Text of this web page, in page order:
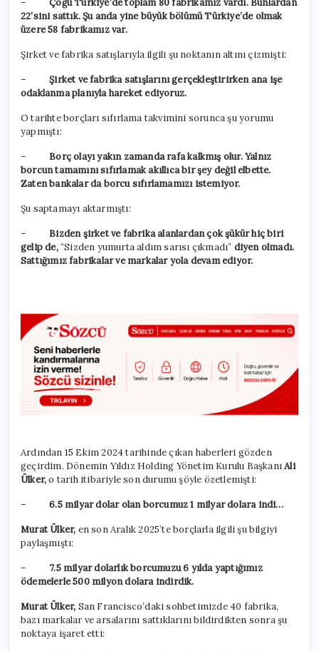
22’sini sattık. Şu anda yine büyük bölümü Türkiye’de olmak
üzere 58 fabrikamız var.
Şirket ve fabrika satışlarıyla ilgili şu noktanın altını çizmişti:
–Şirket ve fabrika satışlarını gerçekleştirirken ana işe
odaklanma planıyla hareket ediyoruz.
O tarihte borçları sıfırlama takvimini sorunca şu yorumu
yapmıştı:
–Borç olayı yakın zamanda rafa kalkmış olur. Yalnız
borcun tamamını sıfırlamak akıllıca bir şey değil elbette.
Zaten bankalar da borcu sıfırlamamızı istemiyor.
Şu saptamayı aktarmıştı:
–Bizden şirket ve fabrika alanlardan çok şükür hiç biri
gelip de,“Sizden yumurta aldım sarısı çıkmadı” diyen olmadı.
Sattığımız fabrikalar ve markalar yola devam ediyor.
Ardından 15 Ekim 2024 tarihinde çıkan haberleri gözden
geçirdim. Dönemin Yıldız Holding Yönetim Kurulu BaşkanıAli
Ülker,o tarih itibariyle son durumu şöyle özetlemişti:
–6.5 milyar dolar olan borcumuz 1 milyar dolara indi…
Murat Ülker, en son Aralık 2025’te borçlarla ilgili şu bilgiyi
paylaşmıştı:
– 7.5 milyar dolarlık borcumuzu 6 yılda yaptığımız
ödemelerle 500 milyon dolara indirdik.
Murat Ülker, San Francisco’daki sohbetimizde 40 fabrika,
bazı markalar ve arsalarını sattıklarını bildirdikten sonra şu
noktaya işaret etti: